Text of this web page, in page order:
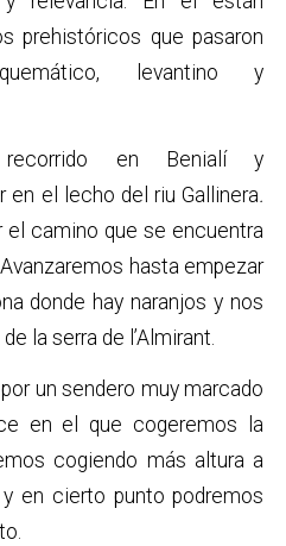
prehistóricos que pasaron
levantino y
recorrido en Benialí y
en el lecho del riu Gallinera.
el camino que se encuentra
hasta empezar
donde hay naranjos y nos
la serra de l’Almirant.
un sendero muy marcado
en el que cogeremos la
cogiendo más altura a
en cierto punto podremos